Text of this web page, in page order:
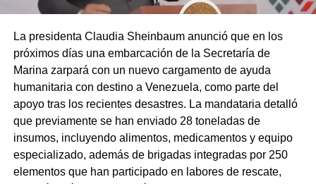
La presidenta Claudia Sheinbaum anunció que en los
próximos días una embarcación de la Secretaría de
Marina zarpará con un nuevo cargamento de ayuda
humanitaria con destino a Venezuela, como parte del
apoyo tras los recientes desastres. La mandataria detalló
que previamente se han enviado 28 toneladas de
insumos, incluyendo alimentos, medicamentos y equipo
especializado, además de brigadas integradas por 250
elementos que han participado en labores de rescate,